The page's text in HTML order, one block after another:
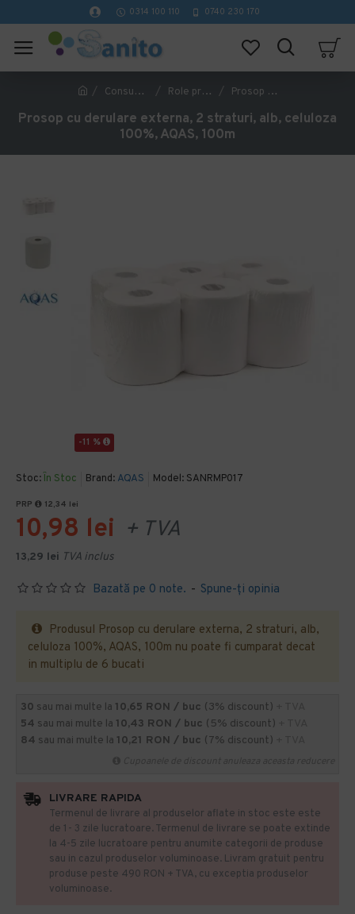
0314 100 110 0740 230 170
Consumabile hartie Role prosop hartie Prosop cu derulare externa, 2 straturi, alb, celuloza 100%, AQAS, 100m
Prosop cu derulare externa, 2 straturi, alb, celuloza
100%, AQAS, 100m
-11 %
Stoc: În Stoc Brand: AQAS Model: SANRMP017
Bazată pe 0 note. - Spune-ţi opinia
PRP 12,34 lei
10,98 lei + TVA
13,29 lei TVA inclus
Produsul Prosop cu derulare externa, 2 straturi, alb,
celuloza 100%, AQAS, 100m nu poate fi cumparat decat
in multiplu de 6 bucati
30 sau mai multe la 10,65 RON / buc (3% discount)
54 sau mai multe la 10,43 RON / buc (5% discount)
84 sau mai multe la 10,21 RON / buc (7% discount)
LIVRARE RAPIDA
Termenul de livrare al produselor aflate in stoc este este
de 1- 3 zile lucratoare. Termenul de livrare se poate extinde
la 4-5 zile lucratoare pentru anumite categorii de produse
sau in cazul produselor voluminoase. Livram gratuit pentru
produse peste 490 RON + TVA, cu exceptia produselor
voluminoase.